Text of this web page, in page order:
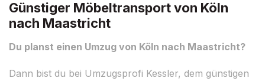
Günstiger Möbeltransport von Köln
nach Maastricht
Du planst einen Umzug von Köln nach Maastricht?
Dann bist du bei Umzugsprofi Kessler, dem günstigen